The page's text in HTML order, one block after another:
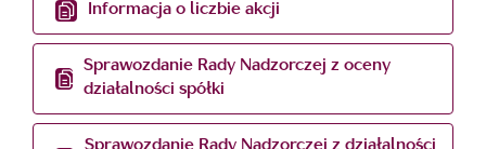
Informacja o liczbie akcji
Sprawozdanie Rady Nadzorczej z oceny
działalności spółki